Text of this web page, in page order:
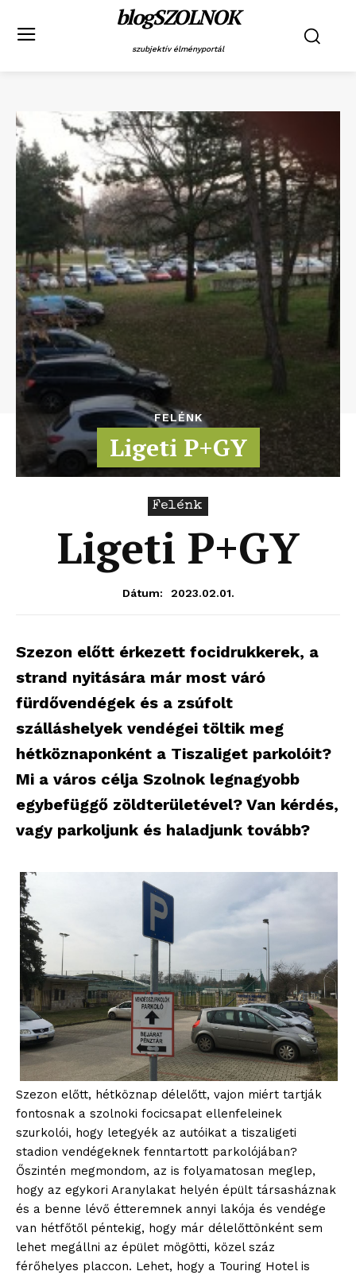
blogSZOLNOK
szubjektív élményportál
FELÉNK
Ligeti P+GY
Felénk
Ligeti P+GY
Dátum: 2023.02.01.
Szezon előtt érkezett focidrukkerek, a
strand nyitására már most váró
fürdővendégek és a zsúfolt
szálláshelyek vendégei töltik meg
hétköznaponként a Tiszaliget parkolóit?
Mi a város célja Szolnok legnagyobb
egybefüggő zöldterületével? Van kérdés,
vagy parkoljunk és haladjunk tovább?
Szezon előtt, hétköznap délelőtt, vajon miért tartják
fontosnak a szolnoki focicsapat ellenfeleinek
szurkolói, hogy letegyék az autóikat a tiszaligeti
stadion vendégeknek fenntartott parkolójában?
Őszintén megmondom, az is folyamatosan meglep,
hogy az egykori Aranylakat helyén épült társasháznak
és a benne lévő étteremnek annyi lakója és vendége
van hétfőtől péntekig, hogy már délelőttönként sem
lehet megállni az épület mögötti, közel száz
férőhelyes placcon. Lehet, hogy a Touring Hotel is